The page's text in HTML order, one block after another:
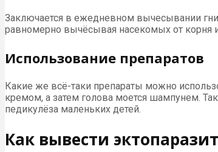
Заключается в ежедневном вычесывании
равномерно вычёсывая насекомых от корня
Использование препаратов
Какие же всё-таки препараты можно
кремом, а затем голова моется шампунем.
педикулёза маленьких детей.
Как вывести